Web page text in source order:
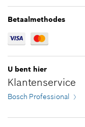
Betaalmethodes
U bent hier
Klantenservice
Bosch Professional